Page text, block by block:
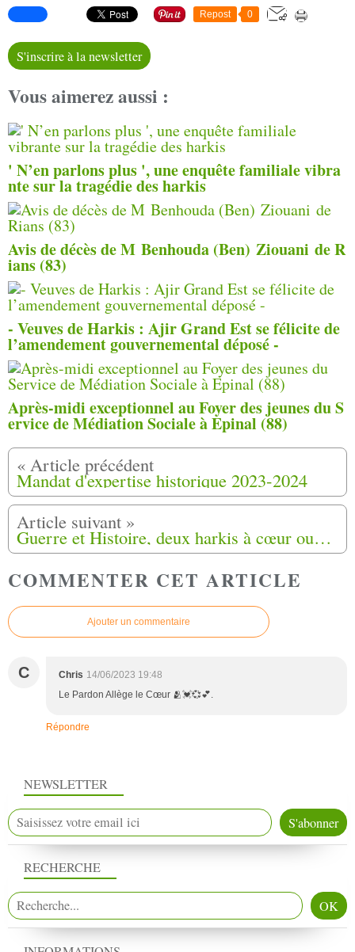
Repost 0
S'inscrire à la newsletter
Vous aimerez aussi :
' N’en parlons plus ', une enquête familiale vibra
nte sur la tragédie des harkis
Avis de décès de M Benhouda (Ben) Ziouani de R
ians (83)
- Veuves de Harkis : Ajir Grand Est se félicite de
l’amendement gouvernemental déposé -
Après-midi exceptionnel au Foyer des jeunes du S
ervice de Médiation Sociale à Epinal (88)
Mandat d'expertise historique 2023-2024
Guerre et Histoire, deux harkis à cœur ouvert en Dordogne (24)
COMMENTER CET ARTICLE
Ajouter un commentaire
C Chris 14/06/2023 19:48
Le Pardon Allège le Cœur 🫂💓💞💕.
Répondre
NEWSLETTER
RECHERCHE